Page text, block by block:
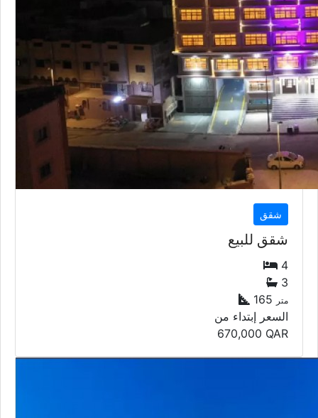
شقق
شقق للبيع
4
3
165 متر
السعر إبتداء من
670,000 QAR